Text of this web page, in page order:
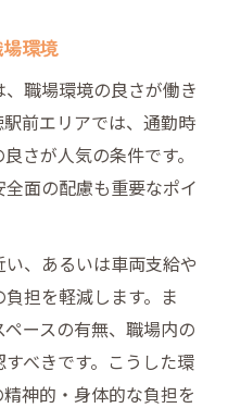
環境
職場環境の良さが働き
前エリアでは、通勤時
さが人気の条件です。
面の配慮も重要なポイ
、あるいは車両支給や
担を軽減します。ま
ースの有無、職場内の
べきです。こうした環
神的・身体的な負担を